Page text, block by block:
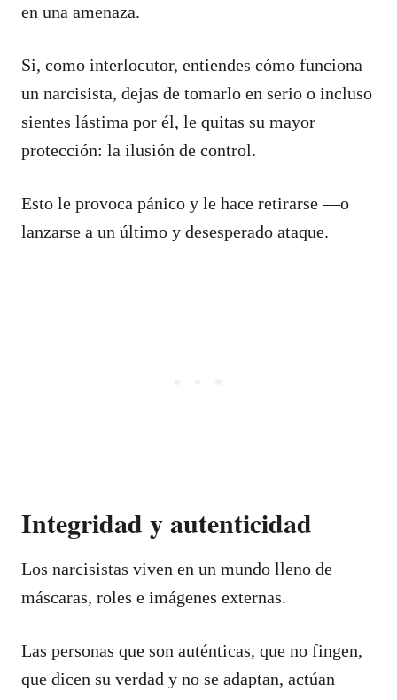
en una amenaza.
Si, como interlocutor, entiendes cómo funciona
un narcisista, dejas de tomarlo en serio o incluso
sientes lástima por él, le quitas su mayor
protección: la ilusión de control.
Esto le provoca pánico y le hace retirarse —o
lanzarse a un último y desesperado ataque.
Integridad y autenticidad
Los narcisistas viven en un mundo lleno de
máscaras, roles e imágenes externas.
Las personas que son auténticas, que no fingen,
que dicen su verdad y no se adaptan, actúan